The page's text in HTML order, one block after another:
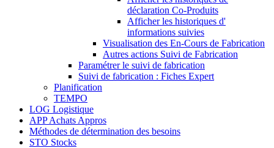
déclaration Co-Produits
Afficher les historiques d'
informations suivies
Visualisation des En-Cours de Fabrication
Autres actions Suivi de Fabrication
Paramétrer le suivi de fabrication
Suivi de fabrication : Fiches Expert
Planification
TEMPO
LOG Logistique
APP Achats Appros
Méthodes de détermination des besoins
STO Stocks